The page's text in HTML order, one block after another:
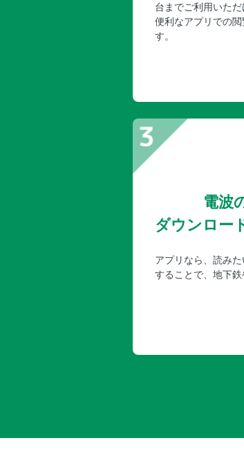
台までご利用いただ
便利なアプリでの
す。
電波
ダウンロー
アプリなら、読み
することで、地下鉄